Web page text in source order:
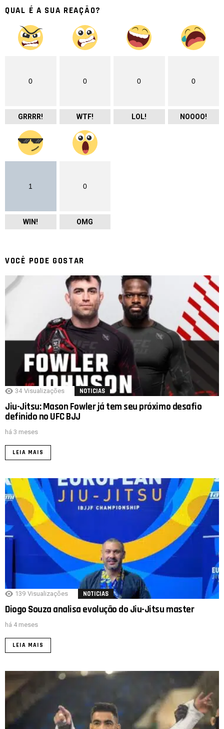
QUAL É A SUA REAÇÃO?
0
GRRRR!
0
WTF!
0
LOL!
0
NOOOO!
1
WIN!
0
OMG
VOCÊ PODE GOSTAR
34 Visualizações NOTICIAS
Jiu-Jitsu: Mason Fowler já tem seu próximo desafio
definido no UFC BJJ
há 3 meses
LEIA MAIS
139 Visualizações NOTICIAS
Diogo Souza analisa evolução do Jiu-Jitsu master
há 4 meses
LEIA MAIS